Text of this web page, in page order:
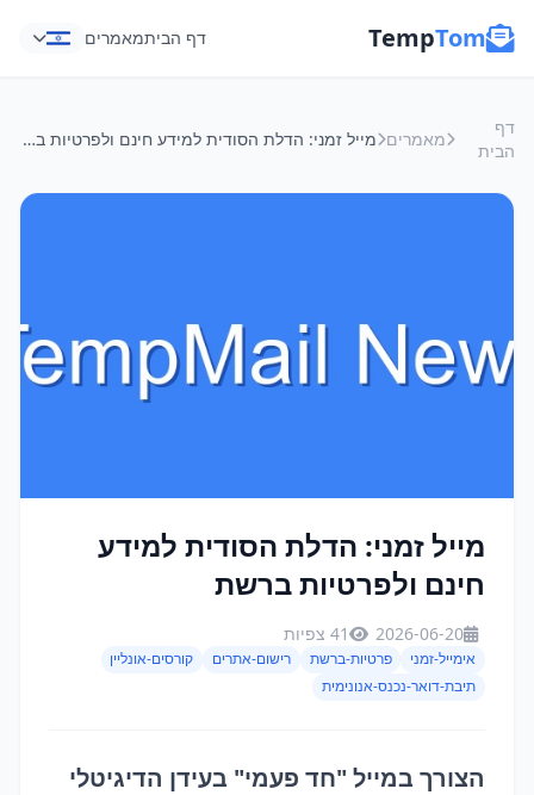
TempTom דף הביתמאמרים
דף
הבית
מאמרים מייל זמני: הדלת הסודית למידע חינם ולפרטיות ברשת
מייל זמני: הדלת הסודית למידע
חינם ולפרטיות ברשת
2026-06-20 41 צפיות
אימייל-זמני פרטיות-ברשת רישום-אתרים
קורסים-אונליין
תיבת-דואר-נכנס-אנונימית
הצורך במייל "חד פעמי" בעידן הדיגיטלי